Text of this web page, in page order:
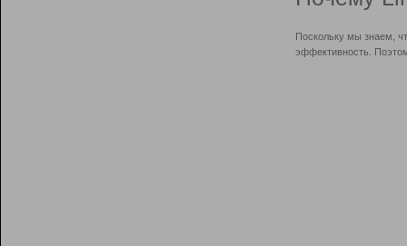
Поскольку мы знаем,
эффективность.